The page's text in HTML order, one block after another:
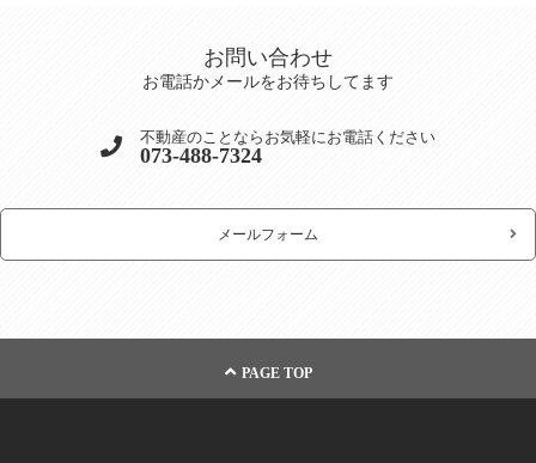
お問い合わせ
お電話かメールをお待ちしてます
不動産のことならお気軽にお電話ください
073-488-7324
メールフォーム
PAGE TOP